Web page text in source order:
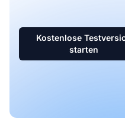
Kostenlose
starten